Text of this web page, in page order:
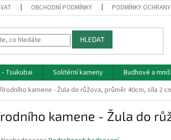
OBCHODNÍ PODMÍNKY PODMÍNKY OCHRANY
HLEDAT
Tsukubai Solitérní kameny Budhové a mniši
kamene - Žula do růžova, průměr 40cm, síla 2
kamene - Žula do